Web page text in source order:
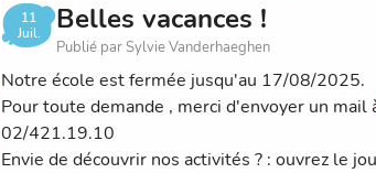
11
Juil.
Belles vacances !
Publié par Sylvie Vanderhaeghen
Notre école est fermée jusqu'au 17/08/2025.
Pour toute demande , merci d'envoyer un mail
02/421.19.10
Envie de découvrir nos activités ? : ouvrez le